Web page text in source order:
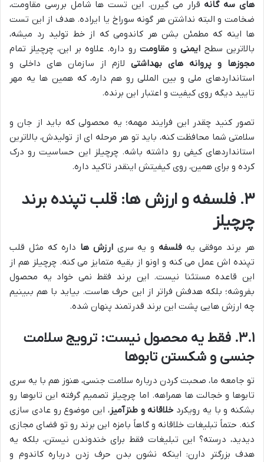
های سه گانه قرار می گیرن. این تست ها شامل بررسی مقاومت،
ضخامت و البته نداشتن هر گونه سوراخ یا ایراده. هدف از این تست
ها اینه که مطمئن بشن هر کاندومی که از خط تولید رد میشه،
بالاترین سطحایمنی ومقاومت رو داره. علاوه بر این، چرچیلز تمام
مجوزها و پروانه های بهداشتی لازم از سازمان های داخلی و
استانداردهای ملی و بین المللی رو هم داره، که همین ها یه مهر
تایید دیگه روی کیفیت و اعتبار این برنده.
تصور کنید چقدر این فرایند مهمه؛ یه محصولی که باید از جان و
سلامتی شما محافظت کنه، باید تو هر مرحله ای از تولیدش، بالاترین
استانداردهای کیفی رو داشته باشه. چرچیلز این حساسیت رو درک
کرده و برای همین، روی کیفیتش اینقدر تاکید داره.
۳. فلسفه و ارزش ها: قلب تپنده برند
چرچیلز
هر برند موفقی یه فلسفه و یه سریارزش ها داره که مثل قلب
تپنده اش عمل می کنه و اونو از بقیه متمایز می کنه. چرچیلز هم از
این قاعده مستثنا نیست. این برند فقط نمی خواد یه محصول
بفروشه؛ بلکه هدفش فراتر از این حرف هاست. بیاید با هم ببینیم
چه ارزش هایی پشت این برند قدرتمند پنهان شده.
۳.۱. فقط یه محصول نیست: ترویج سلامت
جنسی و شکستن تابوها
تو جامعه ما، صحبت کردن درباره سلامت جنسی، هنوز هم با یه سری
تابوها و خجالت ها همراهه. اما چرچیلز تصمیم گرفته این تابوها رو
بشکنه و با یه رویکرد خلاقانه و طنزآمیز، این موضوع رو عادی سازی
کنه. حتماً تبلیغات خلاقانه و گاهاً بامزه این برند رو تو فضای مجازی
دیدید، درسته؟ این تبلیغات فقط برای خندوندن نیستن، بلکه یه
هدف بزرگتر دارن: اینکه نشون بدن حرف زدن درباره کاندوم و